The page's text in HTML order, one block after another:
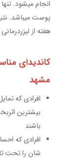
انجام میشود.
پوست میباشد.
هفته از
کاندیدای
مشهد
افرادی که
بیشترین
باشند
افرادی که
شان را تحت